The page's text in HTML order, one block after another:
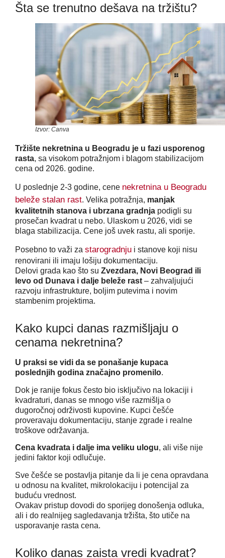
Šta se trenutno dešava na tržištu?
Izvor: Canva
Tržište nekretnina u Beogradu je u fazi usporenog
rasta, sa visokom potražnjom i blagom stabilizacijom
cena od 2026. godine.
U poslednje 2-3 godine, cene nekretnina u Beogradu
beleže stalan rast. Velika potražnja, manjak
kvalitetnih stanova i ubrzana gradnja podigli su
prosečan kvadrat u nebo. Ulaskom u 2026, vidi se
blaga stabilizacija. Cene još uvek rastu, ali sporije.
Posebno to važi za starogradnju i stanove koji nisu
renovirani ili imaju lošiju dokumentaciju.
Delovi grada kao što su Zvezdara, Novi Beograd ili
levo od Dunava i dalje beleže rast– zahvaljujući
razvoju infrastrukture, boljim putevima i novim
stambenim projektima.
Kako kupci danas razmišljaju o
cenama nekretnina?
U praksi se vidi da se ponašanje kupaca
poslednjih godina značajno promenilo.
Dok je ranije fokus često bio isključivo na lokaciji i
kvadraturi, danas se mnogo više razmišlja o
dugoročnoj održivosti kupovine. Kupci češće
proveravaju dokumentaciju, stanje zgrade i realne
troškove održavanja.
Cena kvadrata i dalje ima veliku ulogu, ali više nije
jedini faktor koji odlučuje.
Sve češće se postavlja pitanje da li je cena opravdana
u odnosu na kvalitet, mikrolokaciju i potencijal za
buduću vrednost.
Ovakav pristup dovodi do sporijeg donošenja odluka,
ali i do realnijeg sagledavanja tržišta, što utiče na
usporavanje rasta cena.
Koliko danas zaista vredi kvadrat?